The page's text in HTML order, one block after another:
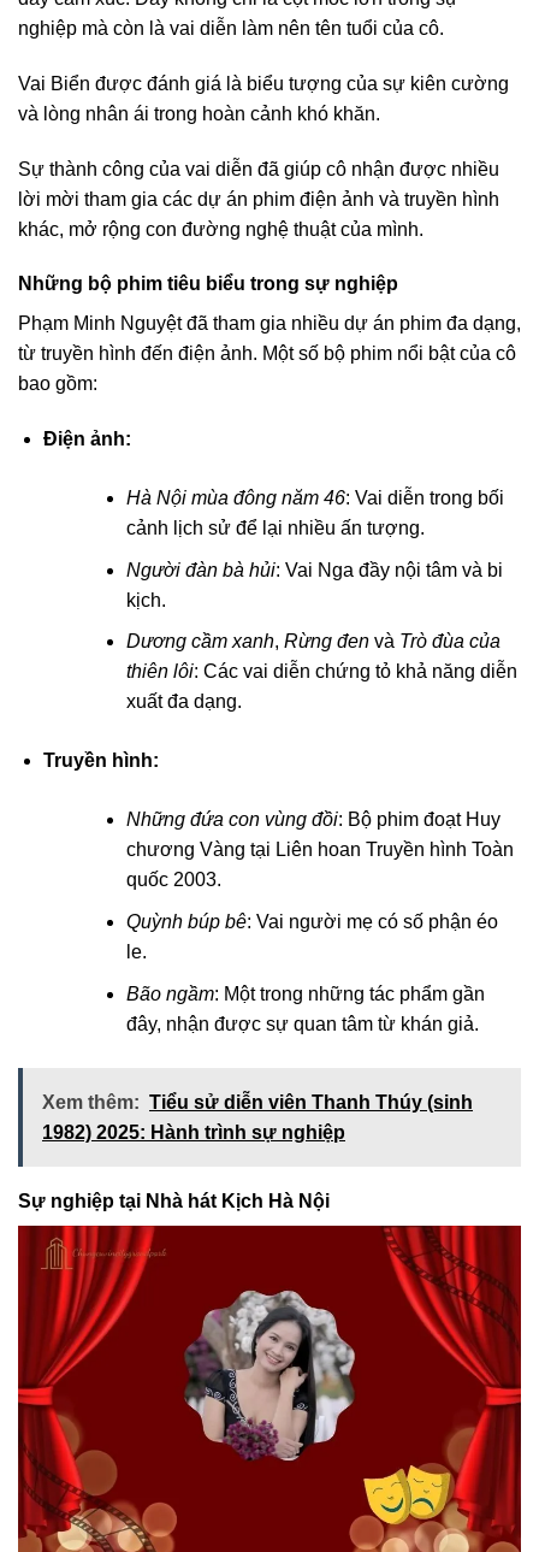
nghiệp mà còn là vai diễn làm nên tên tuổi của cô.
Vai Biển được đánh giá là biểu tượng của sự kiên cường
và lòng nhân ái trong hoàn cảnh khó khăn.
Sự thành công của vai diễn đã giúp cô nhận được nhiều
lời mời tham gia các dự án phim điện ảnh và truyền hình
khác, mở rộng con đường nghệ thuật của mình.
Những bộ phim tiêu biểu trong sự nghiệp
Phạm Minh Nguyệt đã tham gia nhiều dự án phim đa dạng,
từ truyền hình đến điện ảnh. Một số bộ phim nổi bật của cô
bao gồm:
Điện ảnh:
Hà Nội mùa đông năm 46: Vai diễn trong bối
cảnh lịch sử để lại nhiều ấn tượng.
Người đàn bà hủi: Vai Nga đầy nội tâm và bi
kịch.
Dương cầm xanh, Rừng đenvà Trò đùa của
thiên lôi: Các vai diễn chứng tỏ khả năng diễn
xuất đa dạng.
Truyền hình:
Những đứa con vùng đồi: Bộ phim đoạt Huy
chương Vàng tại Liên hoan Truyền hình Toàn
quốc 2003.
Quỳnh búp bê: Vai người mẹ có số phận éo
le.
Bão ngầm: Một trong những tác phẩm gần
đây, nhận được sự quan tâm từ khán giả.
Xem thêm: Tiểu sử diễn viên Thanh Thúy (sinh
1982) 2025: Hành trình sự nghiệp
Sự nghiệp tại Nhà hát Kịch Hà Nội